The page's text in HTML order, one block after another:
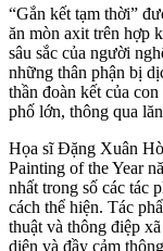
“Gắn kết tạm thời”
ăn mòn axit trên hợp
sâu sắc của người
những thân phận bị
thần đoàn kết của
phố lớn, thông qua
Họa sĩ Đặng Xuân
Painting of the Year
nhất trong số các tác
cách thể hiện. Tác
thuật và thông điệp
diện và đầy cảm